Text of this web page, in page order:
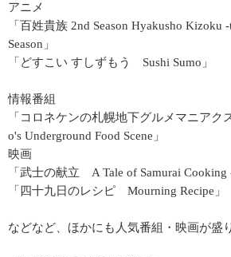
アニメ
「百姓貴族 2nd Season Hyakusho Kizoku
Season」
「どすこい すしずもう Sushi Sumo」
情報番組
「コロネケンの札幌地下グルメマニア
o's Underground Food Scene」
映画
「武士の献立 A Tale of Samurai Cooking
「四十九日のレシピ Mourning Recipe」
などなど、ほかにも人気番組・映画が盛